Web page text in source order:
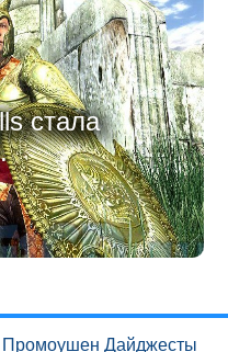
стала
Промоушен Дайджесты